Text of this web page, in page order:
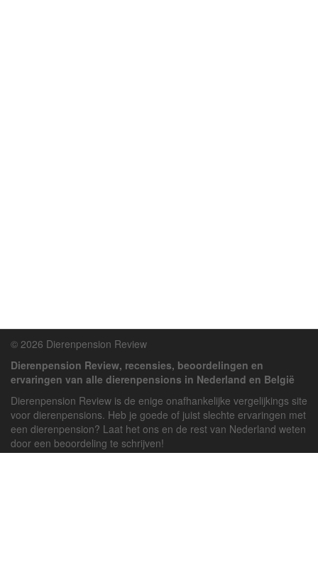
© 2026 Dierenpension Review
Dierenpension Review, recensies, beoordelingen en
ervaringen van alle dierenpensions in Nederland en België
Dierenpension Review is de enige onafhankelijke vergelijkings site
voor dierenpensions. Heb je goede of juist slechte ervaringen met
een dierenpension? Laat het ons en de rest van Nederland weten
door een beoordeling te schrijven!